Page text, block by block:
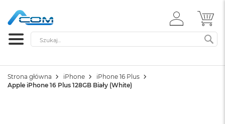
ZALOGUJ
SIĘ
Szukaj
Strona główna iPhone
iPhone 16 Plus
Apple iPhone 16 Plus 128GB Biały (White)